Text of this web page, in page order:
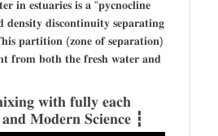
𝐢𝐧 𝐞𝐬𝐭𝐮𝐚𝐫𝐢𝐞𝐬 𝐢𝐬 𝐚 “𝐩𝐲𝐜𝐧𝐨𝐜𝐥𝐢𝐧𝐞
𝐝𝐢𝐬𝐜𝐨𝐧𝐭𝐢𝐧𝐮𝐢𝐭𝐲 𝐬𝐞𝐩𝐚𝐫𝐚𝐭𝐢𝐧𝐠
𝐩𝐚𝐫𝐭𝐢𝐭𝐢𝐨𝐧 (𝐳𝐨𝐧𝐞 𝐨𝐟 𝐬𝐞𝐩𝐚𝐫𝐚𝐭𝐢𝐨𝐧)
𝐟𝐫𝐨𝐦 𝐛𝐨𝐭𝐡 𝐭𝐡𝐞 𝐟𝐫𝐞𝐬𝐡 𝐰𝐚𝐭𝐞𝐫 𝐚𝐧𝐝
𝐰𝐢𝐭𝐡 𝐟𝐮𝐥𝐥𝐲 𝐞𝐚𝐜𝐡
𝐌𝐨𝐝𝐞𝐫𝐧 𝐒𝐜𝐢𝐞𝐧𝐜𝐞 ┇